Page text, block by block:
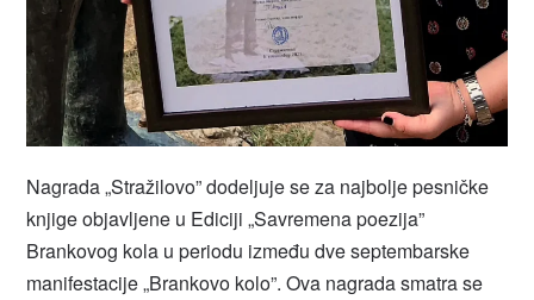
Nagrada „Stražilovo” dodeljuje se za najbolje pesničke
knjige objavljene u Ediciji „Savremena poezija”
Brankovog kola u periodu između dve septembarske
manifestacije „Brankovo kolo”. Ova nagrada smatra se